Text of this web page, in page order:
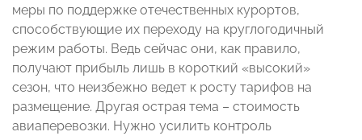
меры по поддержке отечественных курортов,
способствующие их переходу на круглогодичный
режим работы. Ведь сейчас они, как правило,
получают прибыль лишь в короткий «высокий»
сезон, что неизбежно ведет к росту тарифов на
размещение. Другая острая тема – стоимость
авиаперевозки. Нужно усилить контроль